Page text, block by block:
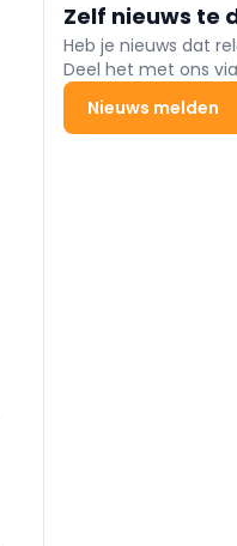
Zelf nieuws te
Heb je nieuws dat
Deel het met ons
Nieuws melden